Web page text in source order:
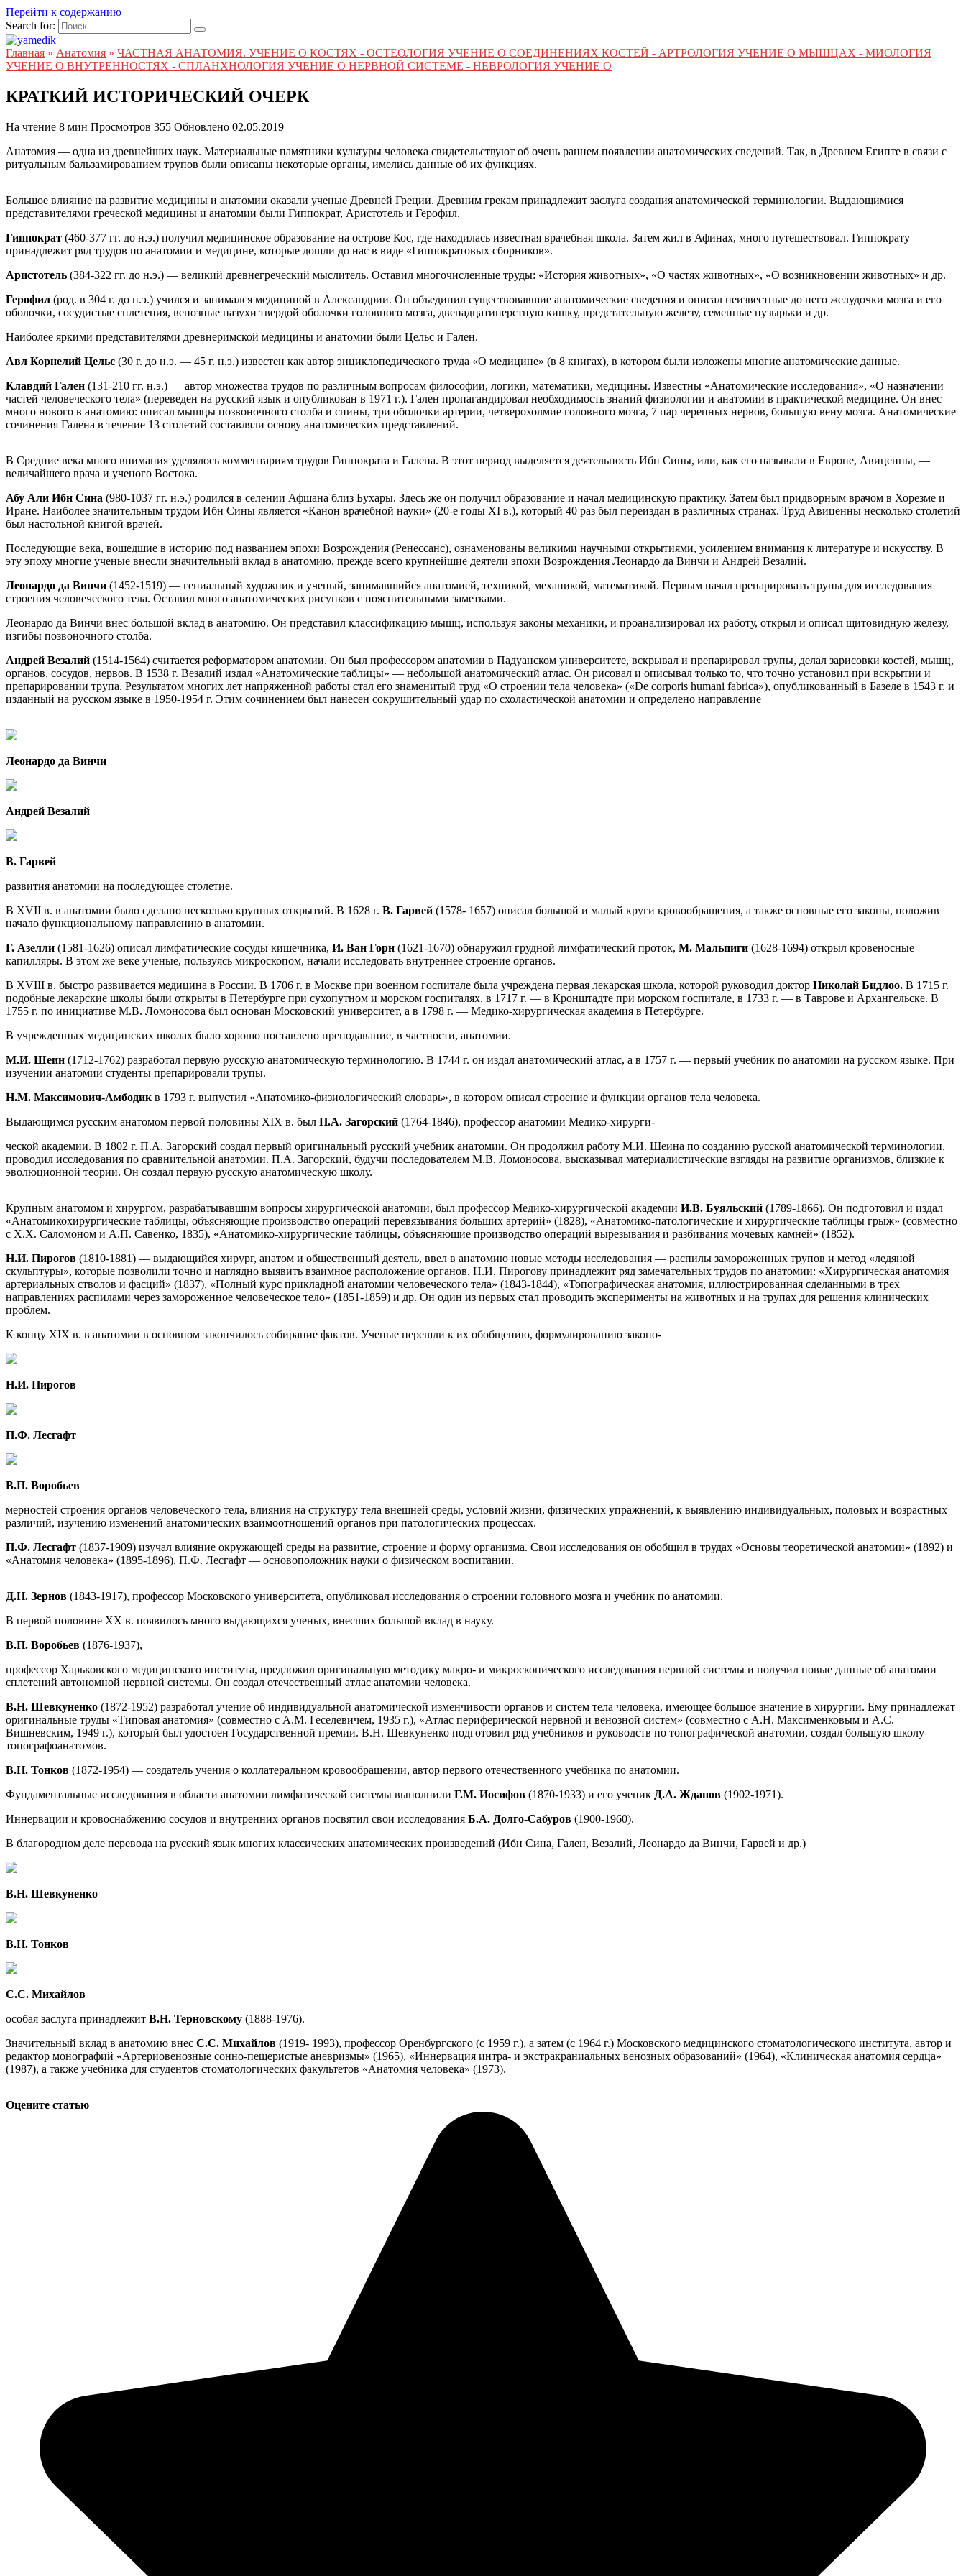
Перейти к содержанию
Search for:
Главная » Анатомия » ЧАСТНАЯ АНАТОМИЯ. УЧЕНИЕ О КОСТЯХ - ОСТЕОЛОГИЯ УЧЕНИЕ О СОЕДИНЕНИЯХ КОСТЕЙ - АРТРОЛОГИЯ УЧЕНИЕ О МЫШЦАХ - МИОЛОГИЯ
УЧЕНИЕ О ВНУТРЕННОСТЯХ - СПЛАНХНОЛОГИЯ УЧЕНИЕ О НЕРВНОЙ СИСТЕМЕ - НЕВРОЛОГИЯ УЧЕНИЕ О
КРАТКИЙ ИСТОРИЧЕСКИЙ ОЧЕРК
На чтение 8 мин Просмотров 355 Обновлено 02.05.2019
Анатомия — одна из древнейших наук. Материальные памятники культуры человека свидетельствуют об очень раннем появлении анатомических сведений. Так, в Древнем Египте в связи с
ритуальным бальзамированием трупов были описаны некоторые органы, имелись данные об их функциях.
Большое влияние на развитие медицины и анатомии оказали ученые Древней Греции. Древним грекам принадлежит заслуга создания анатомической терминологии. Выдающимися
представителями греческой медицины и анатомии были Гиппократ, Аристотель и Герофил.
Гиппократ (460-377 гг. до н.э.) получил медицинское образование на острове Кос, где находилась известная врачебная школа. Затем жил в Афинах, много путешествовал. Гиппократу
принадлежит ряд трудов по анатомии и медицине, которые дошли до нас в виде «Гиппократовых сборников».
Аристотель (384-322 гг. до н.э.) — великий древнегреческий мыслитель. Оставил многочисленные труды: «История животных», «О частях животных», «О возникновении животных» и др.
Герофил (род. в 304 г. до н.э.) учился и занимался медициной в Александрии. Он объединил существовавшие анатомические сведения и описал неизвестные до него желудочки мозга и его
оболочки, сосудистые сплетения, венозные пазухи твердой оболочки головного мозга, двенадцатиперстную кишку, предстательную железу, семенные пузырьки и др.
Наиболее яркими представителями древнеримской медицины и анатомии были Цельс и Гален.
Авл Корнелий Цельс (30 г. до н.э. — 45 г. н.э.) известен как автор энциклопедического труда «О медицине» (в 8 книгах), в котором были изложены многие анатомические данные.
Клавдий Гален (131-210 гг. н.э.) — автор множества трудов по различным вопросам философии, логики, математики, медицины. Известны «Анатомические исследования», «О назначении
частей человеческого тела» (переведен на русский язык и опубликован в 1971 г.). Гален пропагандировал необходимость знаний физиологии и анатомии в практической медицине. Он внес
много нового в анатомию: описал мышцы позвоночного столба и спины, три оболочки артерии, четверохолмие головного мозга, 7 пар черепных нервов, большую вену мозга. Анатомические
сочинения Галена в течение 13 столетий составляли основу анатомических представлений.
В Средние века много внимания уделялось комментариям трудов Гиппократа и Галена. В этот период выделяется деятельность Ибн Сины, или, как его называли в Европе, Авиценны, —
величайшего врача и ученого Востока.
Абу Али Ибн Сина (980-1037 гг. н.э.) родился в селении Афшана близ Бухары. Здесь же он получил образование и начал медицинскую практику. Затем был придворным врачом в Хорезме и
Иране. Наиболее значительным трудом Ибн Сины является «Канон врачебной науки» (20-е годы XI в.), который 40 раз был переиздан в различных странах. Труд Авиценны несколько столетий
был настольной книгой врачей.
Последующие века, вошедшие в историю под названием эпохи Возрождения (Ренессанс), ознаменованы великими научными открытиями, усилением внимания к литературе и искусству. В
эту эпоху многие ученые внесли значительный вклад в анатомию, прежде всего крупнейшие деятели эпохи Возрождения Леонардо да Винчи и Андрей Везалий.
Леонардо да Винчи (1452-1519) — гениальный художник и ученый, занимавшийся анатомией, техникой, механикой, математикой. Первым начал препарировать трупы для исследования
строения человеческого тела. Оставил много анатомических рисунков с пояснительными заметками.
Леонардо да Винчи внес большой вклад в анатомию. Он представил классификацию мышц, используя законы механики, и проанализировал их работу, открыл и описал щитовидную железу,
изгибы позвоночного столба.
Андрей Везалий (1514-1564) считается реформатором анатомии. Он был профессором анатомии в Падуанском университете, вскрывал и препарировал трупы, делал зарисовки костей, мышц,
органов, сосудов, нервов. В 1538 г. Везалий издал «Анатомические таблицы» — небольшой анатомический атлас. Он рисовал и описывал только то, что точно установил при вскрытии и
препарировании трупа. Результатом многих лет напряженной работы стал его знаменитый труд «О строении тела человека» («De corporis humani fabrica»), опубликованный в Базеле в 1543 г. и
изданный на русском языке в 1950-1954 г. Этим сочинением был нанесен сокрушительный удар по схоластической анатомии и определено направление
Леонардо да Винчи
Андрей Везалий
В. Гарвей
развития анатомии на последующее столетие.
В XVII в. в анатомии было сделано несколько крупных открытий. В 1628 г. В. Гарвей (1578- 1657) описал большой и малый круги кровообращения, а также основные его законы, положив
начало функциональному направлению в анатомии.
Г. Азелли (1581-1626) описал лимфатические сосуды кишечника, И. Ван Горн (1621-1670) обнаружил грудной лимфатический проток, М. Мальпиги (1628-1694) открыл кровеносные
капилляры. В этом же веке ученые, пользуясь микроскопом, начали исследовать внутреннее строение органов.
В XVIII в. быстро развивается медицина в России. В 1706 г. в Москве при военном госпитале была учреждена первая лекарская школа, которой руководил доктор Николай Бидлоо. В 1715 г.
подобные лекарские школы были открыты в Петербурге при сухопутном и морском госпиталях, в 1717 г. — в Кронштадте при морском госпитале, в 1733 г. — в Таврове и Архангельске. В
1755 г. по инициативе М.В. Ломоносова был основан Московский университет, а в 1798 г. — Медико-хирургическая академия в Петербурге.
В учрежденных медицинских школах было хорошо поставлено преподавание, в частности, анатомии.
М.И. Шеин (1712-1762) разработал первую русскую анатомическую терминологию. В 1744 г. он издал анатомический атлас, а в 1757 г. — первый учебник по анатомии на русском языке. При
изучении анатомии студенты препарировали трупы.
Н.М. Максимович-Амбодик в 1793 г. выпустил «Анатомико-физиологический словарь», в котором описал строение и функции органов тела человека.
Выдающимся русским анатомом первой половины XIX в. был П.А. Загорский (1764-1846), профессор анатомии Медико-хирурги-
ческой академии. В 1802 г. П.А. Загорский создал первый оригинальный русский учебник анатомии. Он продолжил работу М.И. Шеина по созданию русской анатомической терминологии,
проводил исследования по сравнительной анатомии. П.А. Загорский, будучи последователем М.В. Ломоносова, высказывал материалистические взгляды на развитие организмов, близкие к
эволюционной теории. Он создал первую русскую анатомическую школу.
Крупным анатомом и хирургом, разрабатывавшим вопросы хирургической анатомии, был профессор Медико-хирургической академии И.В. Буяльский (1789-1866). Он подготовил и издал
«Анатомикохирургические таблицы, объясняющие производство операций перевязывания больших артерий» (1828), «Анатомико-патологические и хирургические таблицы грыж» (совместно
с X.X. Саломоном и А.П. Савенко, 1835), «Анатомико-хирургические таблицы, объясняющие производство операций вырезывания и разбивания мочевых камней» (1852).
Н.И. Пирогов (1810-1881) — выдающийся хирург, анатом и общественный деятель, ввел в анатомию новые методы исследования — распилы замороженных трупов и метод «ледяной
скульптуры», которые позволили точно и наглядно выявить взаимное расположение органов. Н.И. Пирогову принадлежит ряд замечательных трудов по анатомии: «Хирургическая анатомия
артериальных стволов и фасций» (1837), «Полный курс прикладной анатомии человеческого тела» (1843-1844), «Топографическая анатомия, иллюстрированная сделанными в трех
направлениях распилами через замороженное человеческое тело» (1851-1859) и др. Он один из первых стал проводить эксперименты на животных и на трупах для решения клинических
проблем.
К концу XIX в. в анатомии в основном закончилось собирание фактов. Ученые перешли к их обобщению, формулированию законо-
Н.И. Пирогов
П.Ф. Лесгафт
В.П. Воробьев
мерностей строения органов человеческого тела, влияния на структуру тела внешней среды, условий жизни, физических упражнений, к выявлению индивидуальных, половых и возрастных
различий, изучению изменений анатомических взаимоотношений органов при патологических процессах.
П.Ф. Лесгафт (1837-1909) изучал влияние окружающей среды на развитие, строение и форму организма. Свои исследования он обобщил в трудах «Основы теоретической анатомии» (1892) и
«Анатомия человека» (1895-1896). П.Ф. Лесгафт — основоположник науки о физическом воспитании.
Д.Н. Зернов (1843-1917), профессор Московского университета, опубликовал исследования о строении головного мозга и учебник по анатомии.
В первой половине XX в. появилось много выдающихся ученых, внесших большой вклад в науку.
В.П. Воробьев (1876-1937),
профессор Харьковского медицинского института, предложил оригинальную методику макро- и микроскопического исследования нервной системы и получил новые данные об анатомии
сплетений автономной нервной системы. Он создал отечественный атлас анатомии человека.
В.Н. Шевкуненко (1872-1952) разработал учение об индивидуальной анатомической изменчивости органов и систем тела человека, имеющее большое значение в хирургии. Ему принадлежат
оригинальные труды «Типовая анатомия» (совместно с А.М. Геселевичем, 1935 г.), «Атлас периферической нервной и венозной систем» (совместно с А.Н. Максименковым и А.С.
Вишневским, 1949 г.), который был удостоен Государственной премии. В.Н. Шевкуненко подготовил ряд учебников и руководств по топографической анатомии, создал большую школу
топографоанатомов.
В.Н. Тонков (1872-1954) — создатель учения о коллатеральном кровообращении, автор первого отечественного учебника по анатомии.
Фундаментальные исследования в области анатомии лимфатической системы выполнили Г.М. Иосифов (1870-1933) и его ученик Д.А. Жданов (1902-1971).
Иннервации и кровоснабжению сосудов и внутренних органов посвятил свои исследования Б.А. Долго-Сабуров (1900-1960).
В благородном деле перевода на русский язык многих классических анатомических произведений (Ибн Сина, Гален, Везалий, Леонардо да Винчи, Гарвей и др.)
В.Н. Шевкуненко
В.Н. Тонков
С.С. Михайлов
особая заслуга принадлежит В.Н. Терновскому (1888-1976).
Значительный вклад в анатомию внес С.С. Михайлов (1919- 1993), профессор Оренбургского (с 1959 г.), а затем (с 1964 г.) Московского медицинского стоматологического института, автор и
редактор монографий «Артериовенозные сонно-пещеристые аневризмы» (1965), «Иннервация интра- и экстракраниальных венозных образований» (1964), «Клиническая анатомия сердца»
(1987), а также учебника для студентов стоматологических факультетов «Анатомия человека» (1973).
Оцените статью